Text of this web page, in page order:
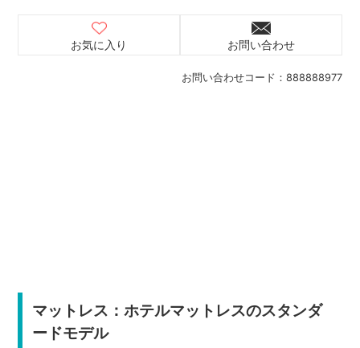
お問い合わせコード： 888888977
お気に入り お問い合わせ
マットレス：ホテルマットレスのスタンダ
ードモデル